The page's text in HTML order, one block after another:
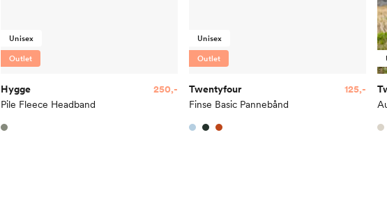
Unisex
Outlet
Hygge
Pile Fleece Headband
250,-
Unisex
Outlet
Twentyfour
Finse Basic Pannebånd
125,-